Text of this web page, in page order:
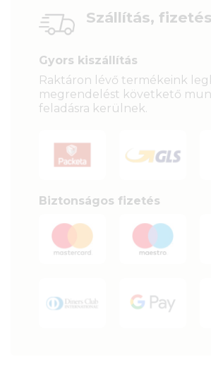
Szállítás,
Gyors kiszállítás
Raktáron lévő termékeink
megrendelést követkető
feladásra kerülnek.
Biztonságos fizetés